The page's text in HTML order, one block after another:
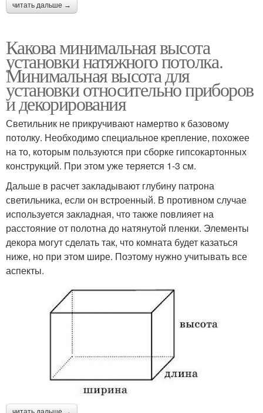
читать дальше →
Какова минимальная высота
установки натяжного потолка.
Минимальная высота для
установки относительно приборов
и декорирования
Светильник не прикручивают намертво к базовому
потолку. Необходимо специальное крепление, похожее
на то, которым пользуются при сборке гипсокартонных
конструкций. При этом уже теряется 1-3 см.
Дальше в расчет закладывают глубину патрона
светильника, если он встроенный. В противном случае
используется закладная, что также повлияет на
расстояние от полотна до натянутой пленки. Элементы
декора могут сделать так, что комната будет казаться
ниже, но при этом шире. Поэтому нужно учитывать все
аспекты.